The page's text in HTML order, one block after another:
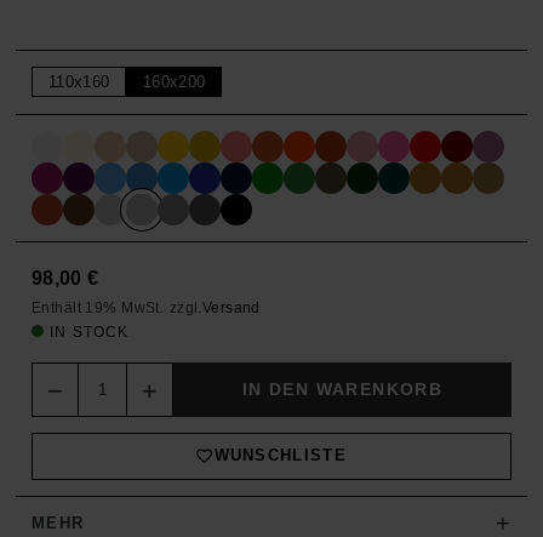
110x160 160x200
98,00 €
Enthält 19% MwSt. zzgl. Versand
IN STOCK
IN DEN WARENKORB
WUNSCHLISTE
MEHR +